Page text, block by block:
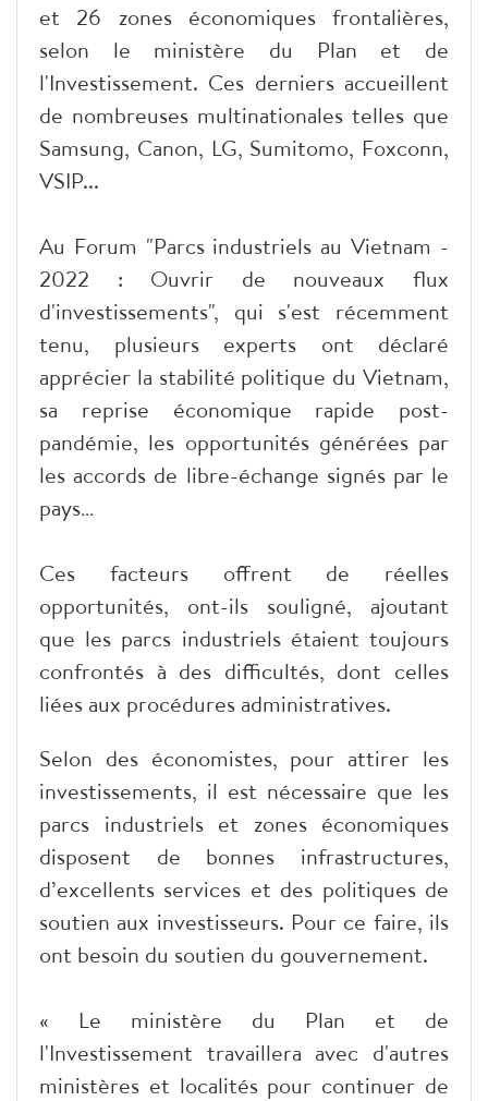
et 26 zones économiques frontalières,
selon le ministère du Plan et de
l'Investissement. Ces derniers accueillent
de nombreuses multinationales telles que
Samsung, Canon, LG, Sumitomo, Foxconn,
VSIP...
Au Forum "Parcs industriels au Vietnam -
2022 : Ouvrir de nouveaux flux
d'investissements", qui s'est récemment
tenu, plusieurs experts ont déclaré
apprécier la stabilité politique du Vietnam,
sa reprise économique rapide post-
pandémie, les opportunités générées par
les accords de libre-échange signés par le
pays…
Ces facteurs offrent de réelles
opportunités, ont-ils souligné, ajoutant
que les parcs industriels étaient toujours
confrontés à des difficultés, dont celles
liées aux procédures administratives.
Selon des économistes, pour attirer les
investissements, il est nécessaire que les
parcs industriels et zones économiques
disposent de bonnes infrastructures,
d’excellents services et des politiques de
soutien aux investisseurs. Pour ce faire, ils
ont besoin du soutien du gouvernement.
« Le ministère du Plan et de
l'Investissement travaillera avec d'autres
ministères et localités pour continuer de